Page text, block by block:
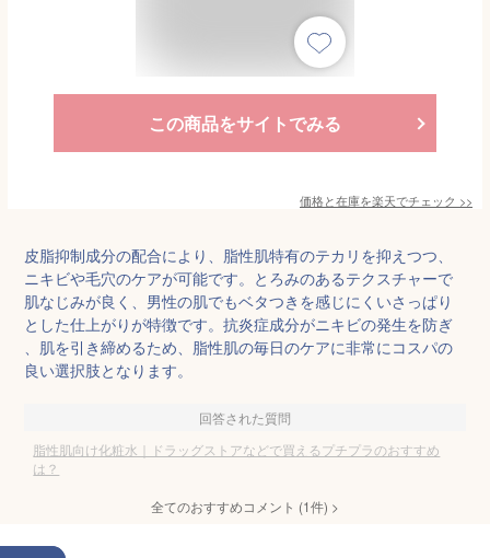
この商品をサイトでみる
価格と在庫を楽天でチェック >>
皮脂抑制成分の配合により、脂性肌特有のテカリを抑えつつ、
ニキビや毛穴のケアが可能です。とろみのあるテクスチャーで
肌なじみが良く、男性の肌でもベタつきを感じにくいさっぱり
とした仕上がりが特徴です。抗炎症成分がニキビの発生を防ぎ
、肌を引き締めるため、脂性肌の毎日のケアに非常にコスパの
良い選択肢となります。
回答された質問
脂性肌向け化粧水｜ドラッグストアなどで買えるプチプラのおすすめ
は？
全てのおすすめコメント (1件) >